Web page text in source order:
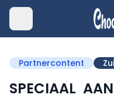
Partnercontent
SPECIAAL